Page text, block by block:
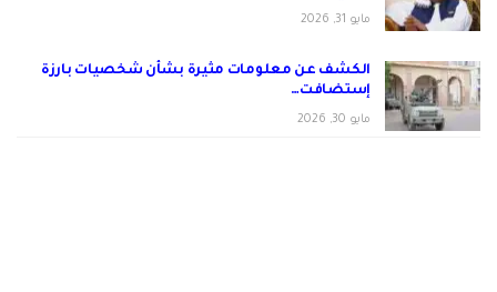
مايو 31, 2026
الكشف عن معلومات مثيرة بشأن شخصيات بارزة
إستضافت…
مايو 30, 2026